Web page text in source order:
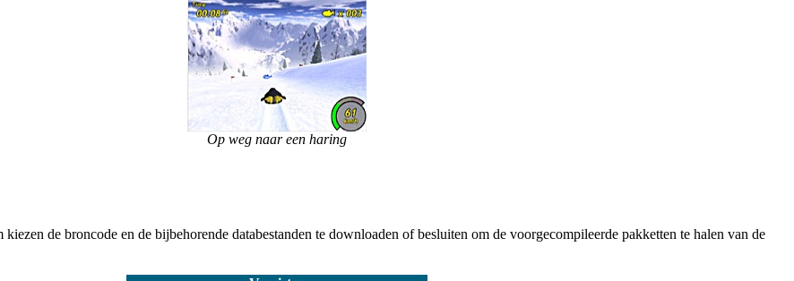
Op weg naar een haring
de broncode en de bijbehorende databestanden te downloaden of besluiten om de voorgecompileerde pakketten te halen van de